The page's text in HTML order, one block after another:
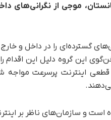
موجی از نگرانی‌های
گسترده‌ای را در داخل و خارج
این گروه دلیل این اقدام
اینترنت پرسرعت مواجه
و سازمان‌های ناظر بر